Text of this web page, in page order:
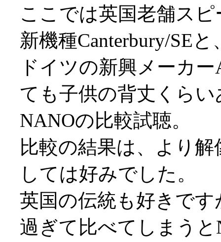
ここでは英国老舗ス
新機種Canterbury/SEと
ドイツの新興メーカ
ても子供の背丈くら
NANOの比較試聴。
比較の結果は、より
しては好みでした。
英国の伝統も好きで
過ぎて比べてしまう